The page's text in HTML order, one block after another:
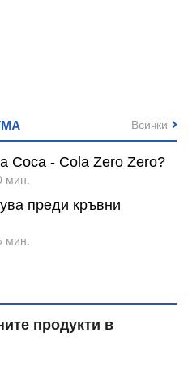
Coca - Cola Zero Zero?
мин.
преди кръвни
мин.
Всички
продукти в